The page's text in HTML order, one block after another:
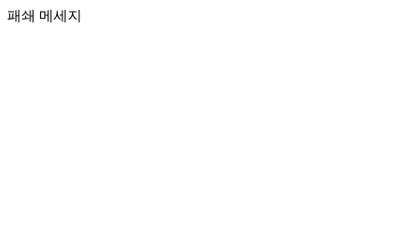
패쇄 메세지